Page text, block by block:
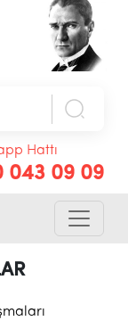
Hattı
043 09 09